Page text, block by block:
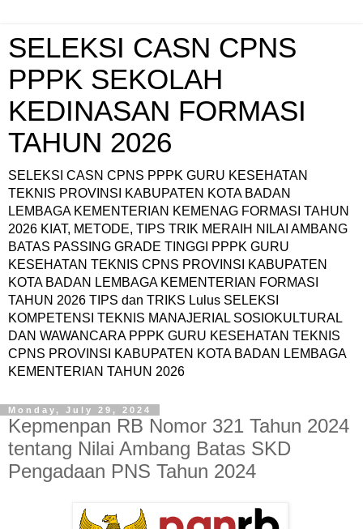
SELEKSI CASN CPNS
PPPK SEKOLAH
KEDINASAN FORMASI
TAHUN 2026
SELEKSI CASN CPNS PPPK GURU KESEHATAN
TEKNIS PROVINSI KABUPATEN KOTA BADAN
LEMBAGA KEMENTERIAN KEMENAG FORMASI TAHUN
2026 KIAT, METODE, TIPS TRIK MERAIH NILAI AMBANG
BATAS PASSING GRADE TINGGI PPPK GURU
KESEHATAN TEKNIS CPNS PROVINSI KABUPATEN
KOTA BADAN LEMBAGA KEMENTERIAN FORMASI
TAHUN 2026 TIPS dan TRIKS Lulus SELEKSI
KOMPETENSI TEKNIS MANAJERIAL SOSIOKULTURAL
DAN WAWANCARA PPPK GURU KESEHATAN TEKNIS
CPNS PROVINSI KABUPATEN KOTA BADAN LEMBAGA
KEMENTERIAN TAHUN 2026
Monday, July 29, 2024
Kepmenpan RB Nomor 321 Tahun 2024
tentang Nilai Ambang Batas SKD
Pengadaan PNS Tahun 2024